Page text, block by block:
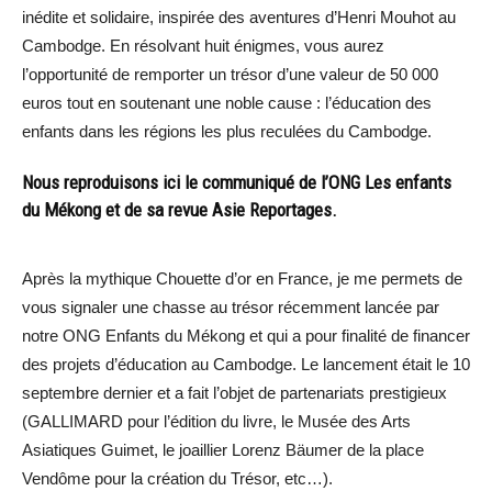
inédite et solidaire, inspirée des aventures d’Henri Mouhot au
Cambodge. En résolvant huit énigmes, vous aurez
l’opportunité de remporter un trésor d’une valeur de 50 000
euros tout en soutenant une noble cause : l’éducation des
enfants dans les régions les plus reculées du Cambodge.
Nous reproduisons ici le communiqué de l’ONG Les enfants
du Mékong et de sa revue Asie Reportages.
Après la mythique Chouette d’or en France, je me permets de
vous signaler une chasse au trésor récemment lancée par
notre ONG Enfants du Mékong et qui a pour finalité de financer
des projets d’éducation au Cambodge. Le lancement était le 10
septembre dernier et a fait l’objet de partenariats prestigieux
(GALLIMARD pour l’édition du livre, le Musée des Arts
Asiatiques Guimet, le joaillier Lorenz Bäumer de la place
Vendôme pour la création du Trésor, etc…).